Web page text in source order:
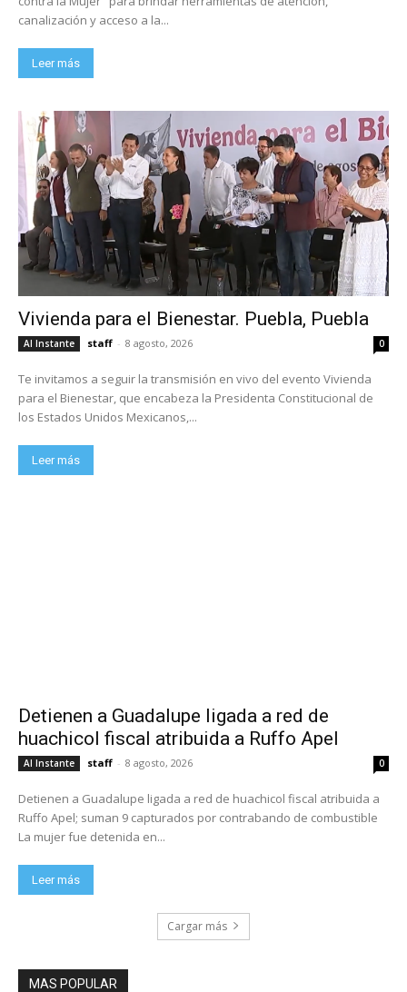
canalización y acceso a la...
Leer más
Vivienda para el Bienestar. Puebla, Puebla
Al Instante staff - 8 agosto, 2026 0
Te invitamos a seguir la transmisión en vivo del evento Vivienda
para el Bienestar, que encabeza la Presidenta Constitucional de
los Estados Unidos Mexicanos,...
Leer más
Detienen a Guadalupe ligada a red de
huachicol fiscal atribuida a Ruffo Apel
Al Instante staff - 8 agosto, 2026 0
Detienen a Guadalupe ligada a red de huachicol fiscal atribuida a
Ruffo Apel; suman 9 capturados por contrabando de combustible
La mujer fue detenida en...
Leer más
Cargar más
MAS POPULAR